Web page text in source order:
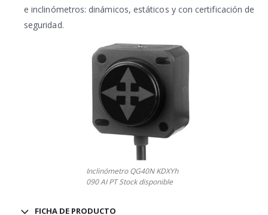
e inclinómetros: dinámicos, estáticos y con certificación de
seguridad.
Inclinómetro QG40N KDXYh
090 AI PT Stock disponible
FICHA DE PRODUCTO